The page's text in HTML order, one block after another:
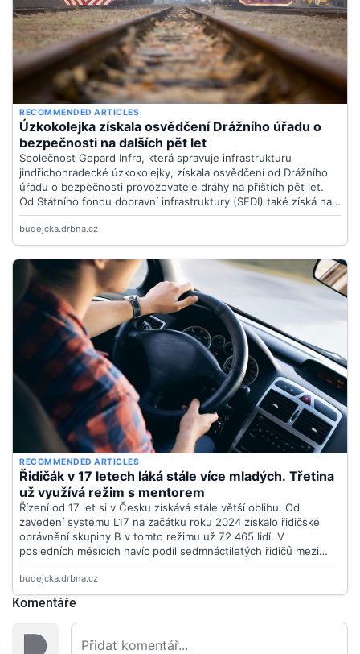
Komentáře